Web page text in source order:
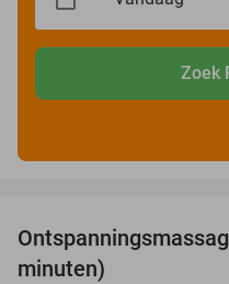
Zoek
minuten)